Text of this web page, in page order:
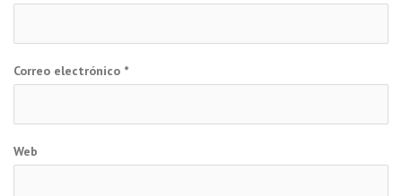
Correo electrónico *
Web